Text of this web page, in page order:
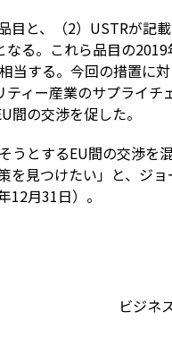
と、（2）USTRが記
る。これら品目の
する。今回の措置に
ィー産業のサプライチ
の交渉を促した。
うとするEU間の交渉を
見つけたい」と、ジ
月31日）。
ビジネ